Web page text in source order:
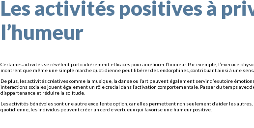
Les activités positives à
l’humeur
Certaines activités se révèlent particulièrement efficaces pour améliorer l’humeur. Par exemple, l’exercice
montrent que même une simple marche quotidienne peut libérer des endorphines, contribuant ainsi à une
De plus, les activités créatives comme la musique, la danse ou l’art peuvent également servir d’exutoire
interactions sociales jouent également un rôle crucial dans l’activation comportementale. Passer du temps
d’appartenance et réduire la solitude.
Les activités bénévoles sont une autre excellente option, car elles permettent non seulement d’aider les
quotidienne, les individus peuvent créer un cercle vertueux qui favorise une humeur positive.